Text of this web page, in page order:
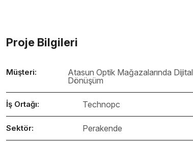
Proje Bilgileri
Müşteri:
Atasun Optik Mağazalarında Dijital
Dönüşüm
İş Ortağı: Technopc
Sektör: Perakende